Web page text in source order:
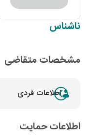
ناشناس
مشخصات متقاضی
اطلاعات فردی
اطلاعات حمایت